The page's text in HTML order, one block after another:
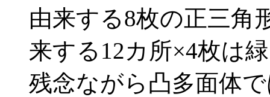
由来する8枚の正三角
来する12カ所×4枚は
残念ながら凸多面体